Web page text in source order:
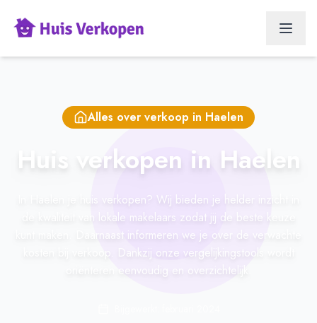
Alles over verkoop in Haelen
Huis verkopen in Haelen
In Haelen je huis verkopen? Wij bieden je helder inzicht in
de kwaliteit van lokale makelaars zodat jij de beste keuze
kunt maken. Daarnaast informeren we je over de verwachte
kosten bij verkoop. Dankzij onze vergelijkingstools wordt
oriënteren eenvoudig en overzichtelijk.